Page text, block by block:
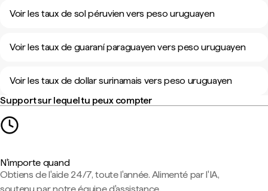
Voir les taux de sol péruvien vers peso uruguayen
Voir les taux de guaraní paraguayen vers peso uruguayen
Voir les taux de dollar surinamais vers peso uruguayen
Support sur lequel tu peux compter
N'importe quand
Obtiens de l'aide 24/7, toute l'année. Alimenté par l'IA,